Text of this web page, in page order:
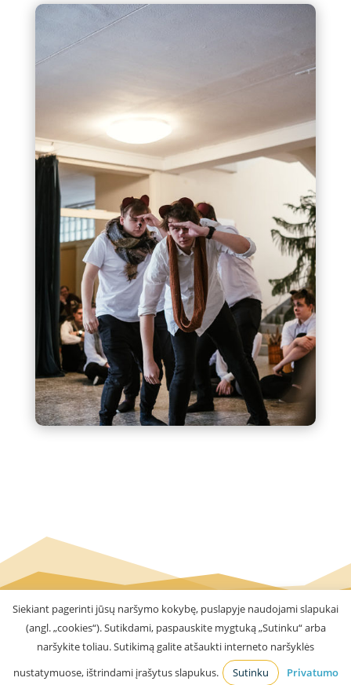
Visos teisės saugomos © 2016 - 2026 VšĮ Kauno
Valdorfo mokykla
Siekiant pagerinti jūsų naršymo kokybę, puslapyje naudojami slapukai
(angl. „cookies“). Sutikdami, paspauskite mygtuką „Sutinku“ arba
naršykite toliau. Sutikimą galite atšaukti interneto naršyklės
nustatymuose, ištrindami įrašytus slapukus.
Sutinku Privatumo